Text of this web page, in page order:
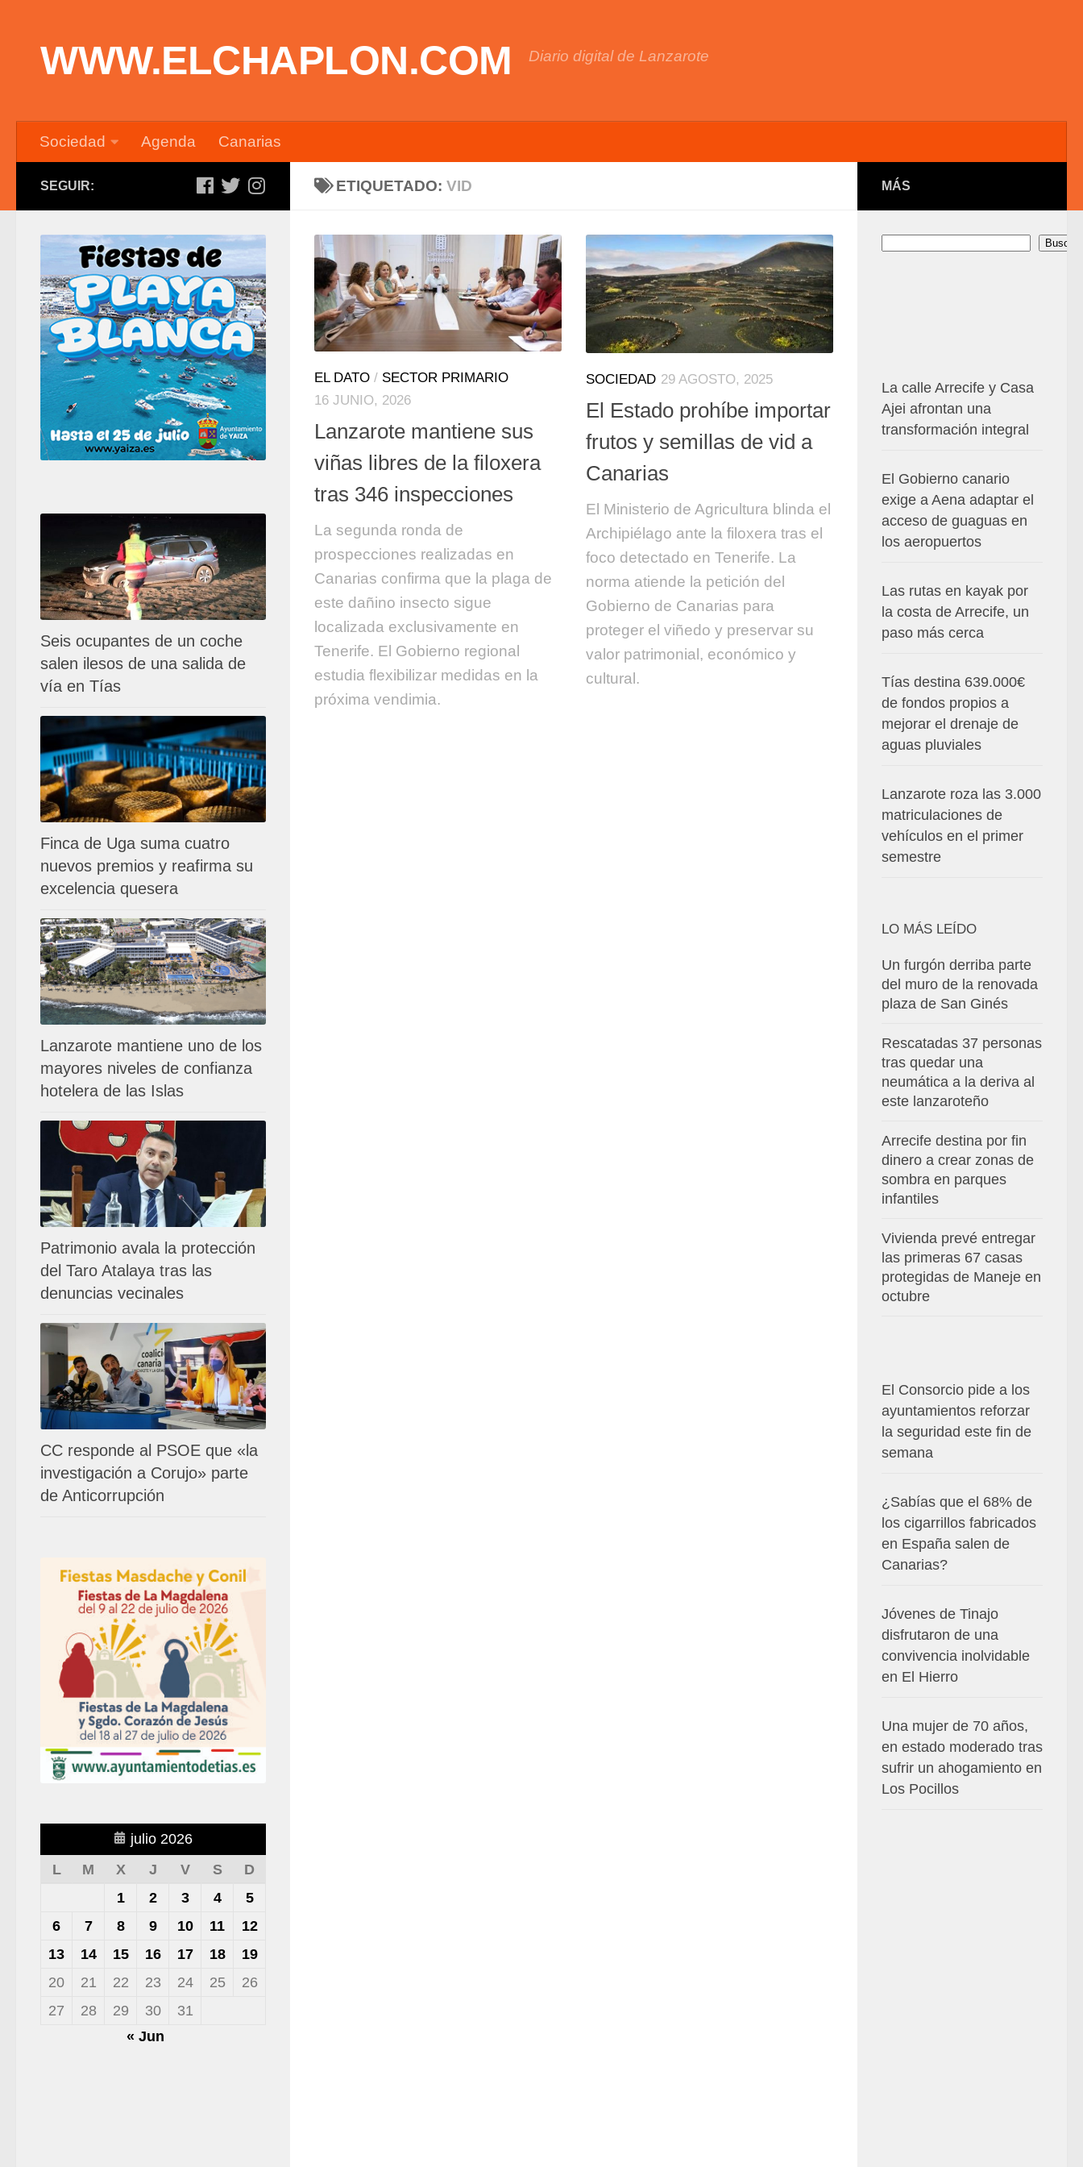
WWW.ELCHAPLON.COM Diario digital de Lanzarote
Sociedad Agenda Canarias
ETIQUETADO:VID
EL DATO / SECTOR PRIMARIO
16 JUNIO, 2026
Lanzarote mantiene sus
viñas libres de la filoxera
tras 346 inspecciones
La segunda ronda de
prospecciones realizadas en
Canarias confirma que la plaga de
este dañino insecto sigue
localizada exclusivamente en
Tenerife. El Gobierno regional
estudia flexibilizar medidas en la
próxima vendimia.
SOCIEDAD 29 AGOSTO, 2025
El Estado prohíbe importar
frutos y semillas de vid a
Canarias
El Ministerio de Agricultura blinda el
Archipiélago ante la filoxera tras el
foco detectado en Tenerife. La
norma atiende la petición del
Gobierno de Canarias para
proteger el viñedo y preservar su
valor patrimonial, económico y
cultural.
SEGUIR:
Seis ocupantes de un coche
salen ilesos de una salida de
vía en Tías
Finca de Uga suma cuatro
nuevos premios y reafirma su
excelencia quesera
Lanzarote mantiene uno de los
mayores niveles de confianza
hotelera de las Islas
Patrimonio avala la protección
del Taro Atalaya tras las
denuncias vecinales
CC responde al PSOE que «la
investigación a Corujo» parte
de Anticorrupción
julio 2026
L
M X J V S
D
1
2 3 4
5
6
7 8 9 10 11
12
13
14 15 16 17 18
19
20
21 22 23 24 25
26
27
28 29 30
31
« Jun
MÁS
Buscar
La calle Arrecife y Casa
Ajei afrontan una
transformación integral
El Gobierno canario
exige a Aena adaptar el
acceso de guaguas en
los aeropuertos
Las rutas en kayak por
la costa de Arrecife, un
paso más cerca
Tías destina 639.000€
de fondos propios a
mejorar el drenaje de
aguas pluviales
Lanzarote roza las 3.000
matriculaciones de
vehículos en el primer
semestre
LO MÁS LEÍDO
Un furgón derriba parte
del muro de la renovada
plaza de San Ginés
Rescatadas 37 personas
tras quedar una
neumática a la deriva al
este lanzaroteño
Arrecife destina por fin
dinero a crear zonas de
sombra en parques
infantiles
Vivienda prevé entregar
las primeras 67 casas
protegidas de Maneje en
octubre
El Consorcio pide a los
ayuntamientos reforzar
la seguridad este fin de
semana
¿Sabías que el 68% de
los cigarrillos fabricados
en España salen de
Canarias?
Jóvenes de Tinajo
disfrutaron de una
convivencia inolvidable
en El Hierro
Una mujer de 70 años,
en estado moderado tras
sufrir un ahogamiento en
Los Pocillos